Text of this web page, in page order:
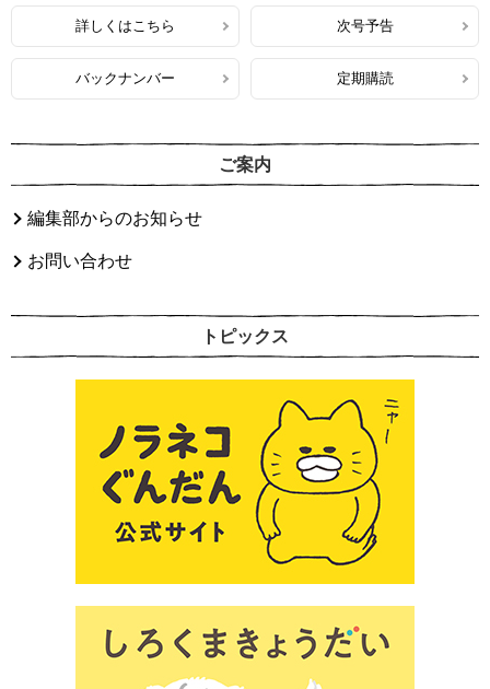
詳しくはこちら 次号予告
バックナンバー 定期購読
ご案内
編集部からのお知らせ
お問い合わせ
トピックス